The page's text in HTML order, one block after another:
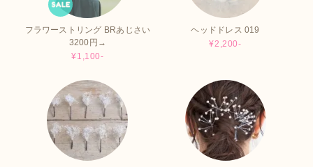
フラワーストリング BRあじさい
3200円→
¥1,100-
ヘッドドレス 019
¥2,200-